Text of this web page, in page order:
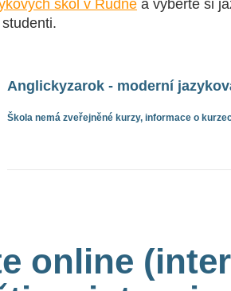
škol v Rudné a vyberte si
Anglickyzarok - moderní
Škola nemá zveřejněné kurzy, informace o
online